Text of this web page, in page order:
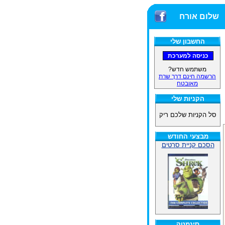
שלום אורח
החשבון שלי
משתמש חדש?
הרשמה חינם דרך שרת
מאובטח
הקניות שלי
סל הקניות שלכם ריק
מבצעי החודש
הסכם קניית סרטים